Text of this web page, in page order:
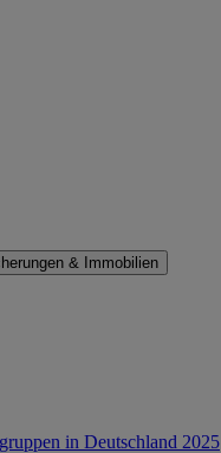
& Immobilien
in Deutschland 2025